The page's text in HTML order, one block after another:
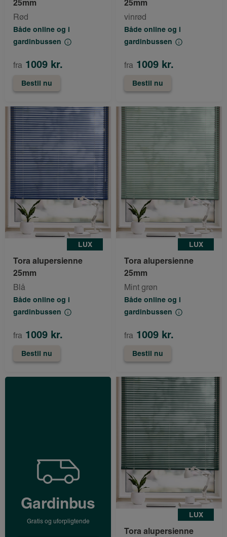
25mm
Rød
Både online og i
gardinbussen
fra 1009 kr.
Bestil nu
25mm
vinrød
Både online og i
gardinbussen
fra 1009 kr.
Bestil nu
LUX
Tora alupersienne
25mm
Blå
Både online og i
gardinbussen
fra 1009 kr.
Bestil nu
LUX
Tora alupersienne
25mm
Mint grøn
Både online og i
gardinbussen
fra 1009 kr.
Bestil nu
Gardinbus
Gratis og uforpligtende
LUX
Tora alupersienne